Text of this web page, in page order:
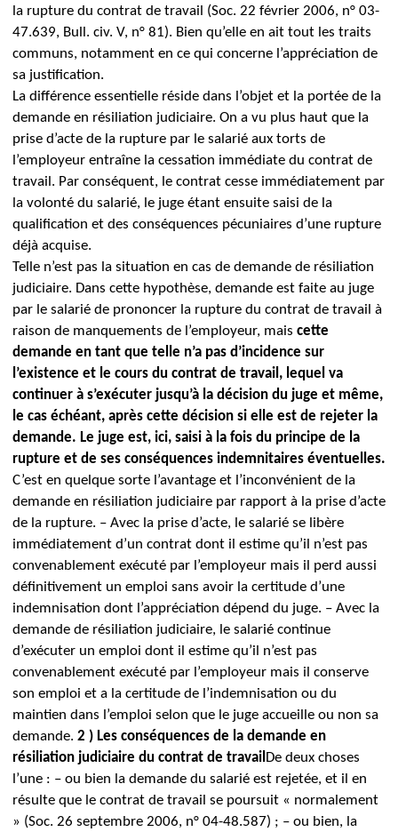
la rupture du contrat de travail (Soc. 22 février 2006, n° 03-
47.639, Bull. civ. V, n° 81). Bien qu’elle en ait tout les traits
communs, notamment en ce qui concerne l’appréciation de
sa justification.
La différence essentielle réside dans l’objet et la portée de la
demande en résiliation judiciaire. On a vu plus haut que la
prise d’acte de la rupture par le salarié aux torts de
l’employeur entraîne la cessation immédiate du contrat de
travail. Par conséquent, le contrat cesse immédiatement par
la volonté du salarié, le juge étant ensuite saisi de la
qualification et des conséquences pécuniaires d’une rupture
déjà acquise.
Telle n’est pas la situation en cas de demande de résiliation
judiciaire. Dans cette hypothèse, demande est faite au juge
par le salarié de prononcer la rupture du contrat de travail à
raison de manquements de l’employeur, mais cette
demande en tant que telle n’a pas d’incidence sur
l’existence et le cours du contrat de travail, lequel va
continuer à s’exécuter jusqu’à la décision du juge et même,
le cas échéant, après cette décision si elle est de rejeter la
demande. Le juge est, ici, saisi à la fois du principe de la
rupture et de ses conséquences indemnitaires éventuelles.
C’est en quelque sorte l’avantage et l’inconvénient de la
demande en résiliation judiciaire par rapport à la prise d’acte
de la rupture. – Avec la prise d’acte, le salarié se libère
immédiatement d’un contrat dont il estime qu’il n’est pas
convenablement exécuté par l’employeur mais il perd aussi
définitivement un emploi sans avoir la certitude d’une
indemnisation dont l’appréciation dépend du juge. – Avec la
demande de résiliation judiciaire, le salarié continue
d’exécuter un emploi dont il estime qu’il n’est pas
convenablement exécuté par l’employeur mais il conserve
son emploi et a la certitude de l’indemnisation ou du
maintien dans l’emploi selon que le juge accueille ou non sa
demande. 2 ) Les conséquences de la demande en
résiliation judiciaire du contrat de travail De deux choses
l’une : – ou bien la demande du salarié est rejetée, et il en
résulte que le contrat de travail se poursuit « normalement
» (Soc. 26 septembre 2006, n° 04-48.587) ; – ou bien, la